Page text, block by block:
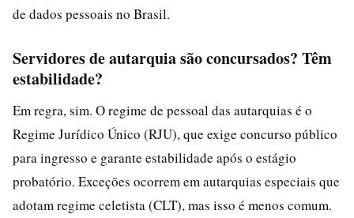
de dados pessoais no Brasil.
Servidores de autarquia são concursados? Têm
estabilidade?
Em regra, sim. O regime de pessoal das autarquias é o
Regime Jurídico Único (RJU), que exige concurso público
para ingresso e garante estabilidade após o estágio
probatório. Exceções ocorrem em autarquias especiais que
adotam regime celetista (CLT), mas isso é menos comum.